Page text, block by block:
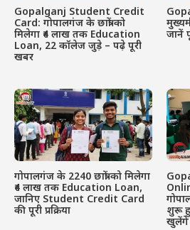
Gopalganj Student Credit
Card: गोपालगंज के छात्रों को
मिलेगा ₹4 लाख तक Education
Loan, 22 कॉलेज जुड़े – पढ़े पूरी
खबर
जानें
गोपालगंज के 2240 छात्रों को मिलेगा
₹4 लाख तक Education Loan,
जानिए Student Credit Card
की पूरी प्रक्रिया
शुरू
खुलेंगे